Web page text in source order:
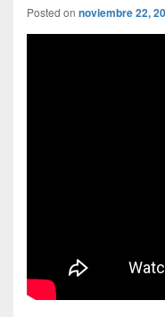
Posted on noviembre 22,